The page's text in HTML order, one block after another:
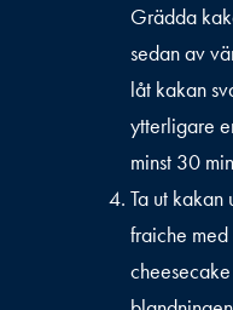
Grädda
sedan av
låt kakan
ytterligare
minst 30
Ta ut kakan
fraiche med